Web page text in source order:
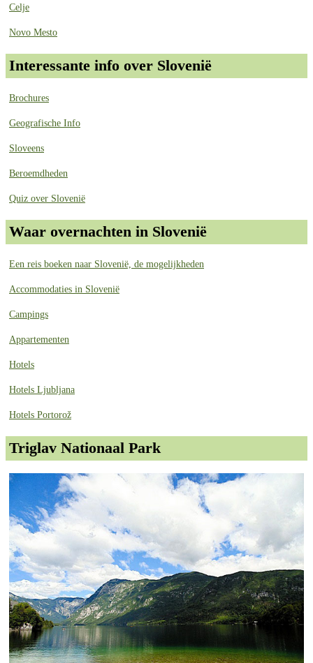
Celje
Novo Mesto
Interessante info over Slovenië
Brochures
Geografische Info
Sloveens
Beroemdheden
Quiz over Slovenië
Waar overnachten in Slovenië
Een reis boeken naar Slovenië, de mogelijkheden
Accommodaties in Slovenië
Campings
Appartementen
Hotels
Hotels Ljubljana
Hotels Portorož
Triglav Nationaal Park